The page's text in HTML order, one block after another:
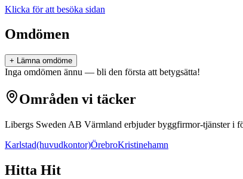
Klicka för att besöka sidan
Omdömen
+ Lämna omdöme
Inga omdömen ännu — bli den första att betygsätta!
Områden vi täcker
Libergs Sweden AB Värmland erbjuderbyggfirmor-tjänster i
Karlstad(huvudkontor)ÖrebroKristinehamn
Hitta Hit